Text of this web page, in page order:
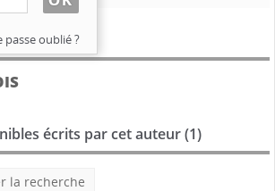
écrits par cet auteur (1)
la recherche
passe oublié ?